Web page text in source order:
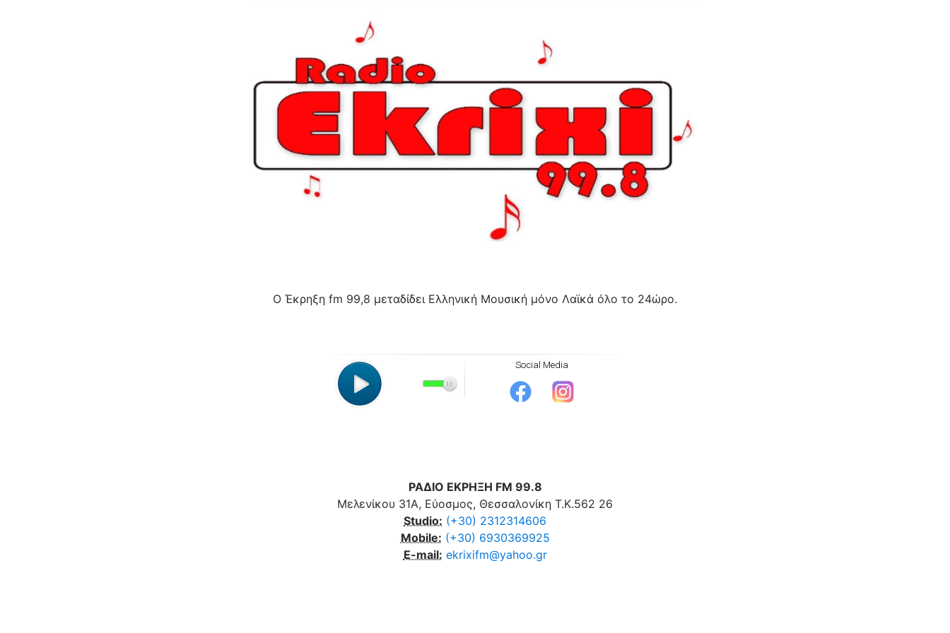
O Έκρηξη fm 99,8 μεταδίδει Ελληνική Μουσική μόνο Λαϊκά όλο το 24ώρο.
ΡΑΔΙΟ ΕΚΡΗΞΗ FM 99.8
Μελενίκου 31Α, Εύοσμος, Θεσσαλονίκη Τ.Κ.562 26
Studio: (+30) 2312314606
Mobile: (+30) 6930369925
E-mail: ekrixifm@yahoo.gr